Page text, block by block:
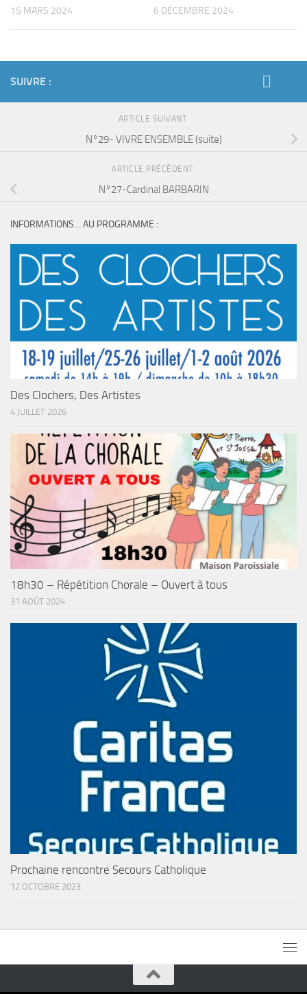
15 MARS 2024 6 DÉCEMBRE 2024
SUIVRE :
ARTICLE SUIVANT
N°29- VIVRE ENSEMBLE (suite)
ARTICLE PRÉCÉDENT
N°27-Cardinal BARBARIN
INFORMATIONS… AU PROGRAMME :
Des Clochers, Des Artistes
4 JUILLET 2026
18h30 – Répétition Chorale – Ouvert à tous
31 AOÛT 2024
Prochaine rencontre Secours Catholique
12 OCTOBRE 2023